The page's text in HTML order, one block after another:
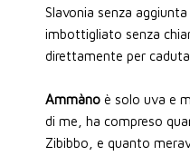
Slavonia senza
imbottigliato senza
direttamente per
Ammàno è solo uva e
di me, ha compreso
Zibibbo, e quanto